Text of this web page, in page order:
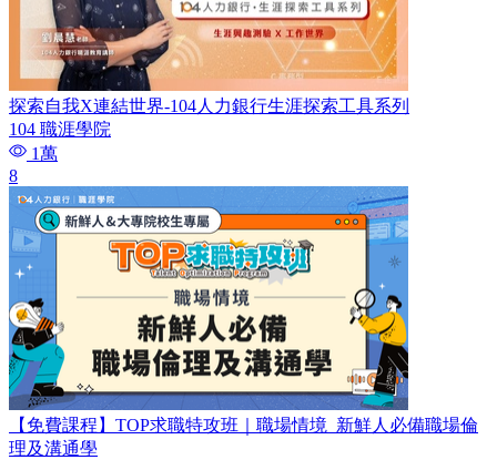
探索自我X連結世界-104人力銀行生涯探索工具系列
104 職涯學院
1萬
8
【免費課程】TOP求職特攻班｜職場情境_新鮮人必備職場倫
理及溝通學